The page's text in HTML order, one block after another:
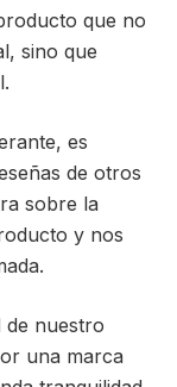
que no
sino que
es
de otros
sobre la
y nos
de nuestro
una marca